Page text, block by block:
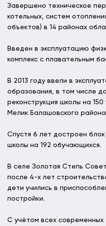
Завершено техническое
котельных, систем
объектов) в 14 районах
Введен в эксплуатацию
комплекс с плавательным
В 2013 году ввели в
образования, в том числе
реконструкция школы на
Мелик Балашовского
Спустя 6 лет достроен
школы на 192 обучающихся.
В селе Золотая Степь
после 4-х лет
дети учились в
постройки.
С учётом всех